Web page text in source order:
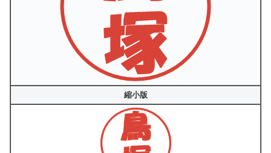
縮小版